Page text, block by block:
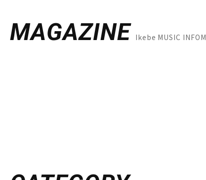
MAGAZINE Ikebe MUSIC